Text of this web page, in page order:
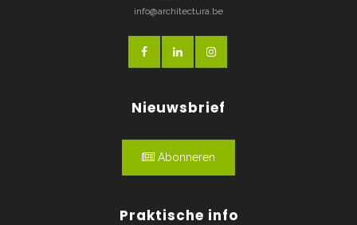
info@architectura.be
Nieuwsbrief
Abonneren
Praktische info